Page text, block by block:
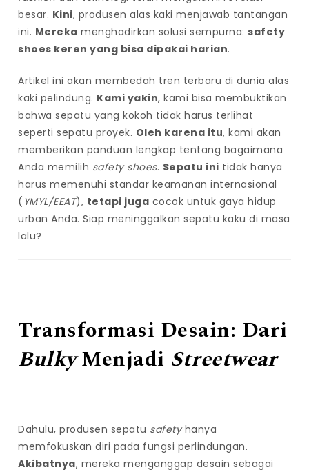
besar. Kini, produsen alas kaki menjawab tantangan
ini. Mereka menghadirkan solusi sempurna:safety
shoes keren yang bisa dipakai harianN
g
a
3
0
3
D
a
f
t
g
n
k
A
.
Artikel ini akan membedah tren terbaru di dunia alas
kaki pelindung. Kami yakin, kami bisa membuktikan
bahwa sepatu yang kokoh tidak harus terlihat
seperti sepatu proyek. Oleh karena itu, kami akan
memberikan panduan lengkap tentang bagaimana
Anda memilih safety shoes. Sepatu ini tidak hanya
harus memenuhi standar keamanan internasional
( YMYL/EEAT), tetapi juga cocok untuk gaya hidup
urban Anda. Siap meninggalkan sepatu kaku di masa
lalu?
Transformasi Desain: Dari
BulkyMenjadi Streetwear
Dahulu, produsen sepatu safetyhanya
memfokuskan diri pada fungsi perlindungan.
Akibatnya, mereka menganggap desain sebagai